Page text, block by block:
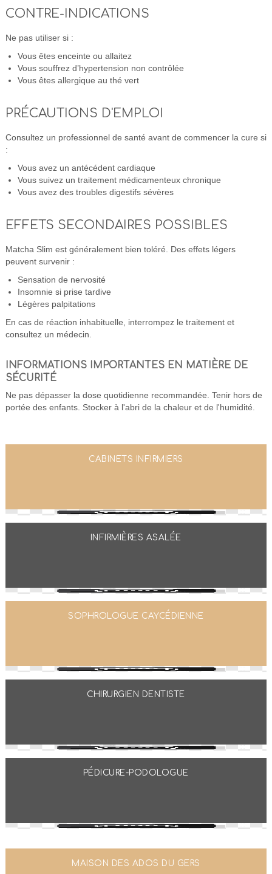
CONTRE-INDICATIONS
Ne pas utiliser si :
Vous êtes enceinte ou allaitez
Vous souffrez d’hypertension non contrôlée
Vous êtes allergique au thé vert
PRÉCAUTIONS D'EMPLOI
Consultez un professionnel de santé avant de commencer la cure si
:
Vous avez un antécédent cardiaque
Vous suivez un traitement médicamenteux chronique
Vous avez des troubles digestifs sévères
EFFETS SECONDAIRES POSSIBLES
Matcha Slim est généralement bien toléré. Des effets légers
peuvent survenir :
Sensation de nervosité
Insomnie si prise tardive
Légères palpitations
En cas de réaction inhabituelle, interrompez le traitement et
consultez un médecin.
INFORMATIONS IMPORTANTES EN MATIÈRE DE
SÉCURITÉ
Ne pas dépasser la dose quotidienne recommandée. Tenir hors de
portée des enfants. Stocker à l'abri de la chaleur et de l'humidité.
CABINETS INFIRMIERS
INFIRMIÈRES ASALÉE
SOPHROLOGUE CAYCÉDIENNE
CHIRURGIEN DENTISTE
PÉDICURE-PODOLOGUE
MAISON DES ADOS DU GERS